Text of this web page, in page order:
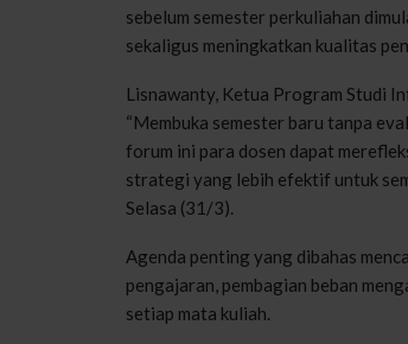
sebelum semester perkuliahan
sekaligus meningkatkan kualitas
Lisnawanty, Ketua Program Studi
“Membuka semester baru tanpa
forum ini para dosen dapat
strategi yang lebih efektif untuk
Selasa (31/3).
Agenda penting yang dibahas
pengajaran, pembagian beban
setiap mata kuliah.